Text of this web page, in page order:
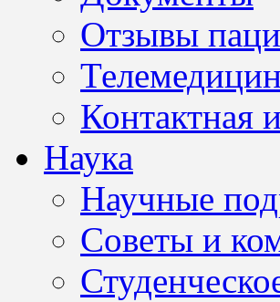
Отзывы
Контактная
Наука
Научные
Советы и